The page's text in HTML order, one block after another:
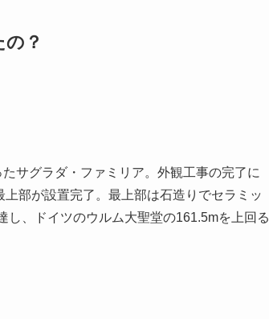
？
サグラダ・ファミリア。外観工事の完了に
部が設置完了。最上部は石造りでセラミッ
し、ドイツのウルム大聖堂の161.5mを上回る